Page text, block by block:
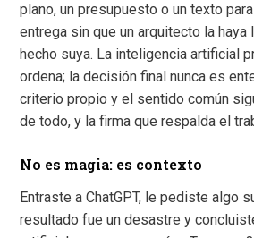
plano, un presupuesto o un texto
entrega sin que un arquitecto la
hecho suya. La inteligencia artificial
ordena; la decisión final nunca es
criterio propio y el sentido común
de todo, y la firma que respalda el
No es magia: es contexto
Entraste a ChatGPT, le pediste algo
resultado fue un desastre y